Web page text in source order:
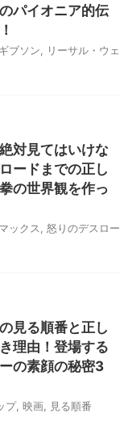
パイオニア的伝
ブソン
リーサル・ウェ
対見てはいけな
ードまでの正し
の世界観を作っ
ックス
怒りのデスロー
見る順番と正し
理由！登場する
の素顔の秘密3
プ, 映画 見る順番